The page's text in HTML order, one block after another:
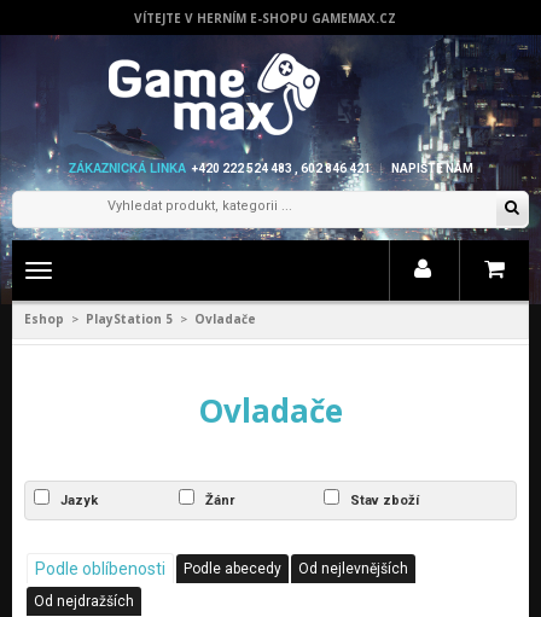
VÍTEJTE V HERNÍM E-SHOPU GAMEMAX.CZ
ZÁKAZNICKÁ LINKA +420 222 524 483 , 602 846 421 NAPIŠTE NÁM
Zobrazit
Eshop > PlayStation 5 > Ovladače
Ovladače
Jazyk Žánr Stav zboží
Podle oblíbenosti Podle abecedy
Od nejlevnějších
Od nejdražších